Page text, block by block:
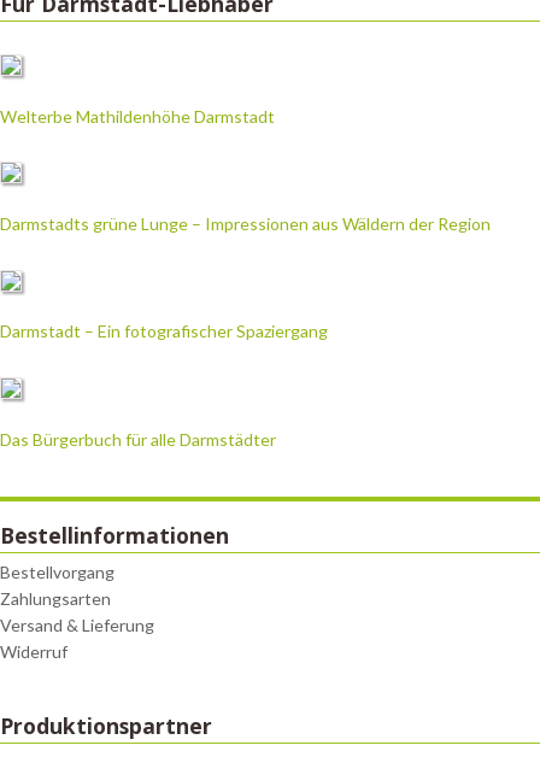
Welterbe Mathildenhöhe Darmstadt
Darmstadts grüne Lunge – Impressionen aus Wäldern der Region
Darmstadt – Ein fotografischer Spaziergang
Das Bürgerbuch für alle Darmstädter
Bestellinformationen
Bestellvorgang
Zahlungsarten
Versand & Lieferung
Widerruf
Produktionspartner